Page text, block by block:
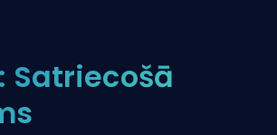
Satriecošā